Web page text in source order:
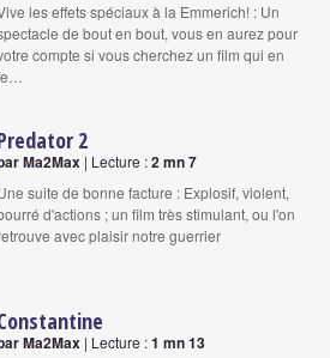
les effets spéciaux à la Emmerich! : Un
de bout en bout, vous en aurez pour
compte si vous cherchez un film qui en
2
Ma2Max | Lecture :2 mn 7
suite de bonne facture : Explosif, violent,
d'actions ; un film très stimulant, ou l'on
avec plaisir notre guerrier
Ma2Max | Lecture :1 mn 13